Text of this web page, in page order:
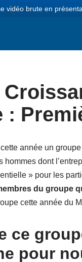
vidéo brute en
:
année un
hommes dont
» pour les
du groupe
cette année du
ce
pour